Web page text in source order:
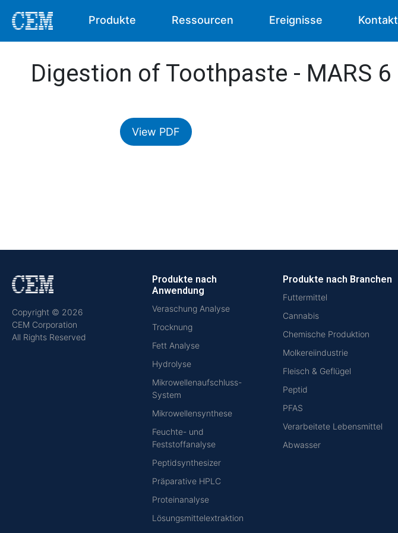
Produkte Ressourcen Ereignisse Kontakt
Digestion of Toothpaste - MARS 6
View PDF
Copyright © 2026
CEM Corporation
All Rights Reserved
Produkte nach
Anwendung
Veraschung Analyse
Trocknung
Fett Analyse
Hydrolyse
Mikrowellenaufschluss-
System
Mikrowellensynthese
Feuchte- und
Feststoffanalyse
Peptidsynthesizer
Präparative HPLC
Proteinanalyse
Lösungsmittelextraktion
Produkte nach Branchen
Futtermittel
Cannabis
Chemische Produktion
Molkereiindustrie
Fleisch & Geflügel
Peptid
PFAS
Verarbeitete Lebensmittel
Abwasser